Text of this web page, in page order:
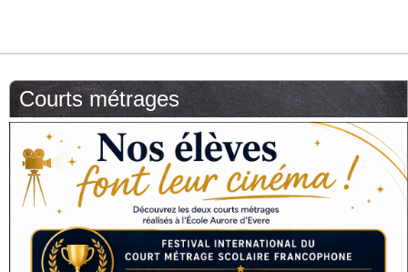
Courts métrages